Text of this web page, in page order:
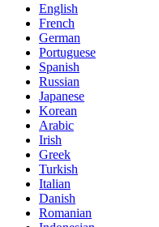
English
French
German
Portuguese
Spanish
Russian
Japanese
Korean
Arabic
Irish
Greek
Turkish
Italian
Danish
Romanian